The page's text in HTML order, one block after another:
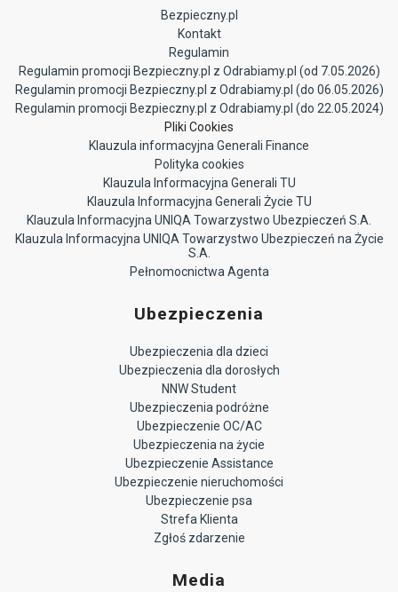
Bezpieczny.pl
Kontakt
Regulamin
Regulamin promocji Bezpieczny.pl z Odrabiamy.pl (od 7.05.2026)
Regulamin promocji Bezpieczny.pl z Odrabiamy.pl (do 06.05.2026)
Regulamin promocji Bezpieczny.pl z Odrabiamy.pl (do 22.05.2024)
Pliki Cookies
Klauzula informacyjna Generali Finance
Polityka cookies
Klauzula Informacyjna Generali TU
Klauzula Informacyjna Generali Życie TU
Klauzula Informacyjna UNIQA Towarzystwo Ubezpieczeń S.A.
Klauzula Informacyjna UNIQA Towarzystwo Ubezpieczeń na Życie
S.A.
Pełnomocnictwa Agenta
Ubezpieczenia
Ubezpieczenia dla dzieci
Ubezpieczenia dla dorosłych
NNW Student
Ubezpieczenia podróżne
Ubezpieczenie OC/AC
Ubezpieczenia na życie
Ubezpieczenie Assistance
Ubezpieczenie nieruchomości
Ubezpieczenie psa
Strefa Klienta
Zgłoś zdarzenie
Media